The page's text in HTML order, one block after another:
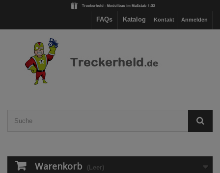
Anmelden
Kontakt
Katalog
FAQs
Warenkorb (Leer)